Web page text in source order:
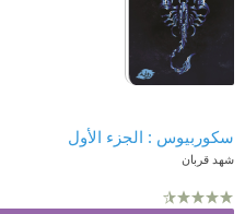
سكوربيوس : الجزء الأول
شهد قربان